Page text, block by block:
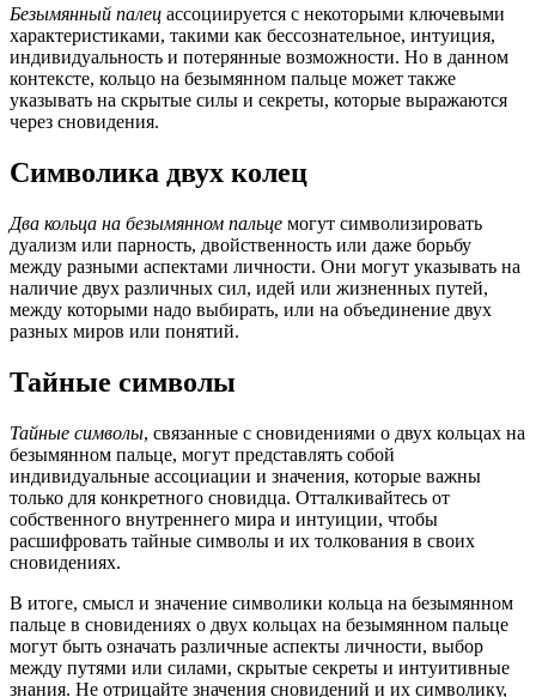
Безымянный палец ассоциируется с некоторыми ключевыми
характеристиками, такими как бессознательное, интуиция,
индивидуальность и потерянные возможности. Но в данном
контексте, кольцо на безымянном пальце может также
указывать на скрытые силы и секреты, которые выражаются
через сновидения.
Символика двух колец
Два кольца на безымянном пальце могут символизировать
дуализм или парность, двойственность или даже борьбу
между разными аспектами личности. Они могут указывать на
наличие двух различных сил, идей или жизненных путей,
между которыми надо выбирать, или на объединение двух
разных миров или понятий.
Тайные символы
Тайные символы, связанные с сновидениями о двух кольцах на
безымянном пальце, могут представлять собой
индивидуальные ассоциации и значения, которые важны
только для конкретного сновидца. Отталкивайтесь от
собственного внутреннего мира и интуиции, чтобы
расшифровать тайные символы и их толкования в своих
сновидениях.
В итоге, смысл и значение символики кольца на безымянном
пальце в сновидениях о двух кольцах на безымянном пальце
могут быть означать различные аспекты личности, выбор
между путями или силами, скрытые секреты и интуитивные
знания. Не отрицайте значения сновидений и их символику,